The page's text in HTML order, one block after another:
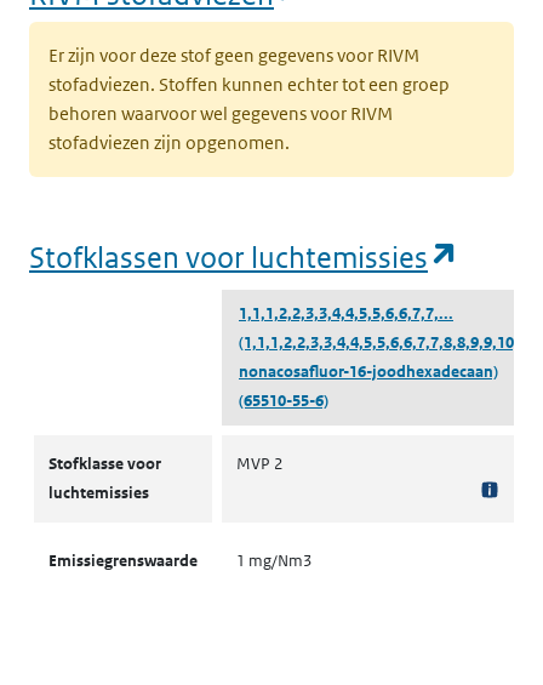
Er zijn voor deze stof geen gegevens voor RIVM
stofadviezen. Stoffen kunnen echter tot een groep
behoren waarvoor wel gegevens voor RIVM
stofadviezen zijn opgenomen.
Stofklassen voor luchtemissies
1,1,1,2,2,3,3,4,4,5,5,6,6,7,7,...
nonacosafluor-16-joodhexadecaan)
(65510-55-6)
Stofklasse voor
luchtemissies
MVP 2
Emissiegrenswaarde 1 mg/Nm3